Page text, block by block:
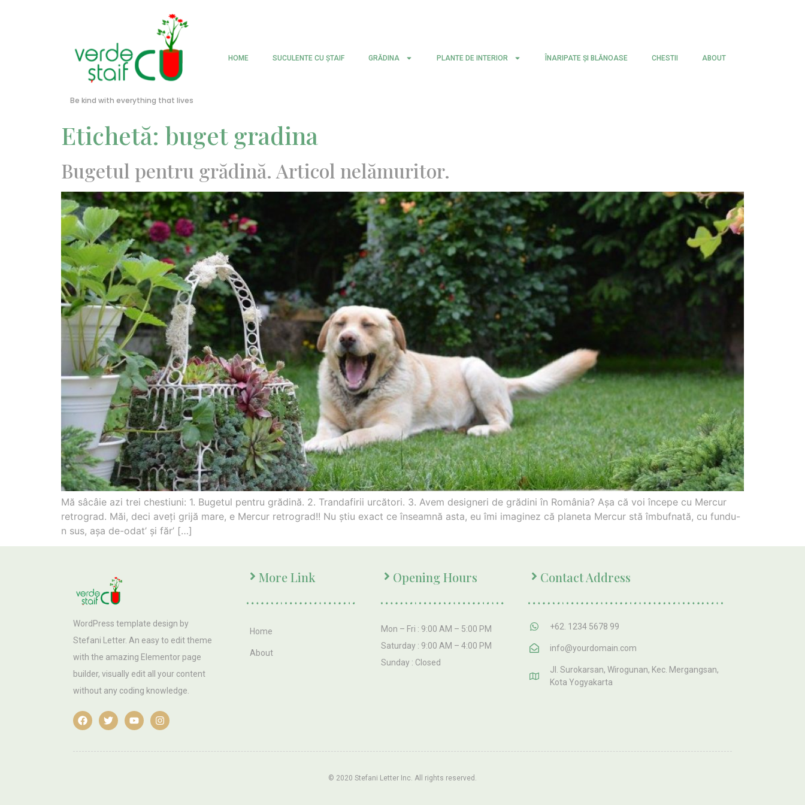
Be kind with everything that lives
HOME SUCULENTE CU ŞTAIF GRĂDINA PLANTE DE INTERIOR ÎNARIPATE ŞI BLĂNOASE CHESTII ABOUT
Etichetă: buget gradina
Bugetul pentru grădină. Articol nelămuritor.
Mă sâcâie azi trei chestiuni: 1. Bugetul pentru grădină. 2. Trandafirii urcători. 3. Avem designeri de grădini în România? Aşa că voi începe cu Mercur
retrograd. Măi, deci aveţi grijă mare, e Mercur retrograd!! Nu ştiu exact ce înseamnă asta, eu îmi imaginez că planeta Mercur stă îmbufnată, cu fundu-
n sus, aşa de-odat’ şi făr’ […]
WordPress template design by
Stefani Letter. An easy to edit theme
with the amazing Elementor page
builder, visually edit all your content
without any coding knowledge.
More Link
Home
About
Opening Hours
Mon – Fri : 9:00 AM – 5:00 PM
Saturday : 9:00 AM – 4:00 PM
Sunday : Closed
Contact Address
+62. 1234 5678 99
info@yourdomain.com
Jl. Surokarsan, Wirogunan, Kec. Mergangsan,
Kota Yogyakarta
© 2020 Stefani Letter Inc. All rights reserved.